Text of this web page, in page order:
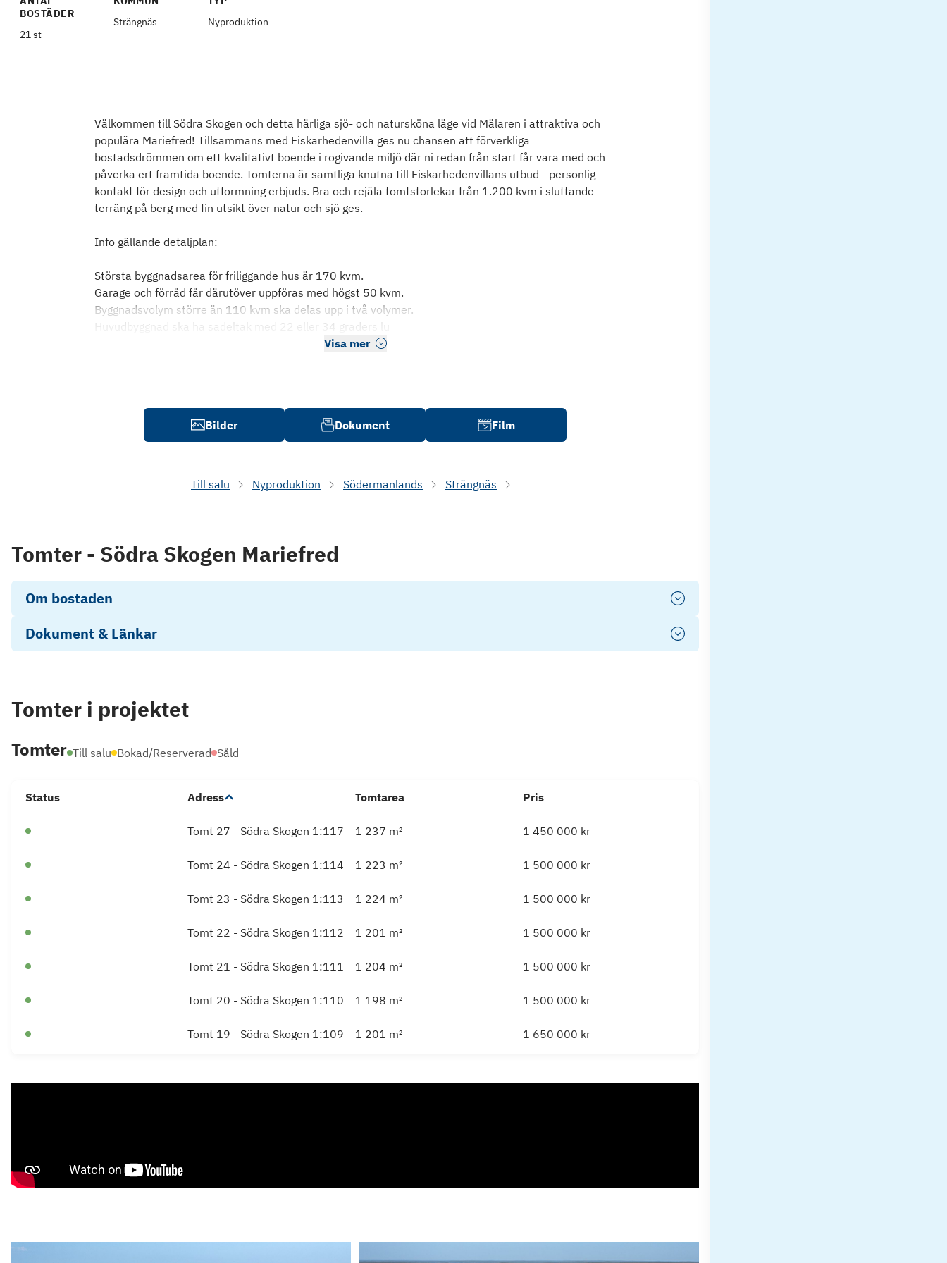
BOSTÄDER
21 st
Strängnäs
Nyproduktion
Välkommen till Södra Skogen och detta härliga sjö- och natursköna läge vid Mälaren i attraktiva och
populära Mariefred! Tillsammans med Fiskarhedenvilla ges nu chansen att förverkliga
bostadsdrömmen om ett kvalitativt boende i rogivande miljö där ni redan från start får vara med och
påverka ert framtida boende. Tomterna är samtliga knutna till Fiskarhedenvillans utbud - personlig
kontakt för design och utformning erbjuds. Bra och rejäla tomtstorlekar från 1.200 kvm i sluttande
terräng på berg med fin utsikt över natur och sjö ges.
Info gällande detaljplan:
Största byggnadsarea för friliggande hus är 170 kvm.
Garage och förråd får därutöver uppföras med högst 50 kvm.
Byggnadsvolym större än 110 kvm ska delas upp i två volymer.
Huvudbyggnad ska ha sadeltak med 22 eller 34 graders lu
Visa mer
Bilder Dokument Film
Till salu Nyproduktion Södermanlands Strängnäs
Tomter - Södra Skogen Mariefred
Om bostaden
Dokument & Länkar
Marief
Tomter i projektet
Tomter Till salu Bokad/Reserverad Såld
Status Adress Tomtarea Pris
Tomt 27 - Södra Skogen 1:117 1 237 m² 1 450 000 kr
Tomt 24 - Södra Skogen 1:114 1 223 m² 1 500 000 kr
Tomt 23 - Södra Skogen 1:113 1 224 m² 1 500 000 kr
Tomt 22 - Södra Skogen 1:112 1 201 m² 1 500 000 kr
Tomt 21 - Södra Skogen 1:111 1 204 m² 1 500 000 kr
Tomt 20 - Södra Skogen 1:110 1 198 m² 1 500 000 kr
Tomt 19 - Södra Skogen 1:109 1 201 m² 1 650 000 kr